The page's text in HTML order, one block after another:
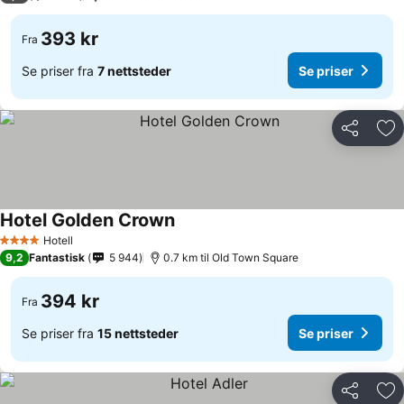
Fra 393 kr
Se priser fra 7 nettsteder Se priser
Del
4 StjernerHotell
Hotel Golden Crown
9,2 Fantastisk 5 944 0.7 km til Old Town Square
Fra 394 kr
Se priser fra 15 nettsteder Se priser
Del